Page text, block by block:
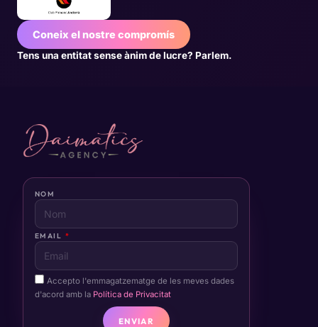
Coneix el nostre compromís
Tens una entitat sense ànim de lucre? Parlem.
NOM
EMAIL
Accepto l'emmagatzematge de les meves dades
d'acord amb la Política de Privacitat
ENVIAR